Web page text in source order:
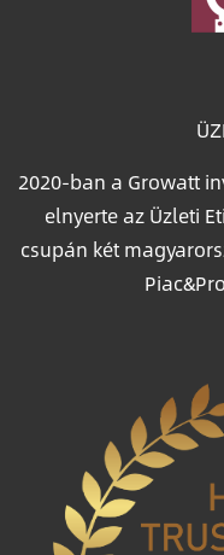
2020-ban a Growatt
elnyerte az Üzleti
csupán két